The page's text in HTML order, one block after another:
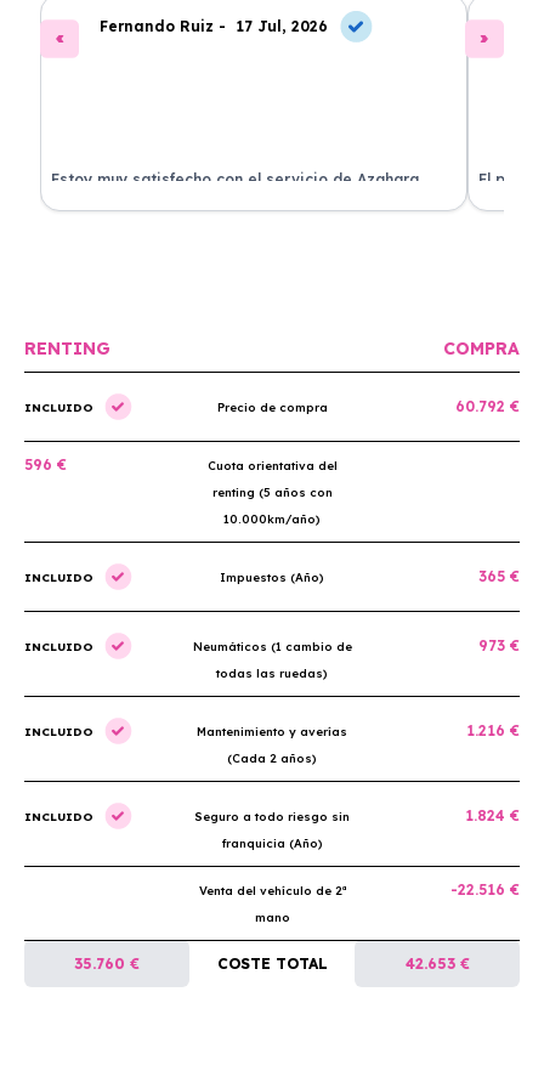
Fernando Ruiz - 17 Jul, 2026
Estoy muy satisfecho con el servicio de Azahara
Renting. El coche está en perfectas condiciones y el
El
llegó
RENTING COMPRA
INCLUIDO Precio de compra 60.792 €
596 €
Cuota orientativa del
renting (5 años con
10.000km/año)
INCLUIDO Impuestos (Año) 365 €
INCLUIDO
Neumáticos (1 cambio de
todas las ruedas)
973 €
INCLUIDO
Mantenimiento y averías
(Cada 2 años)
1.216 €
INCLUIDO
Seguro a todo riesgo sin
franquicia (Año)
1.824 €
Venta del vehículo de 2ª
mano
-22.516 €
35.760 € COSTE TOTAL 42.653 €